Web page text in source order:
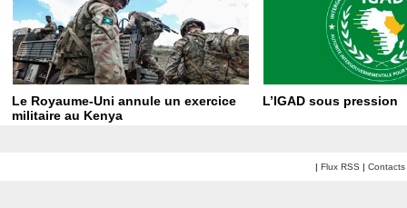
Le Royaume-Uni annule un exercice
militaire au Kenya
L’IGAD sous pression
| Flux RSS | Contacts